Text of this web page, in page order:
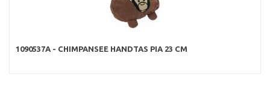
1090537A - CHIMPANSEE HANDTAS PIA 23 CM